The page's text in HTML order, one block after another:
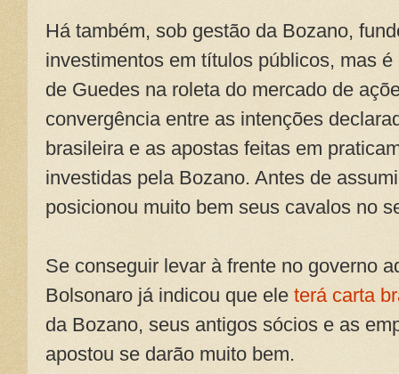
Há também, sob gestão da Bozano,
investimentos em títulos públicos, mas
de Guedes na roleta do mercado de
convergência entre as intenções
brasileira e as apostas feitas em
investidas pela Bozano. Antes de
posicionou muito bem seus cavalos no
Se conseguir levar à frente no governo
Bolsonaro já indicou que ele terá carta
da Bozano, seus antigos sócios e as
apostou se darão muito bem.